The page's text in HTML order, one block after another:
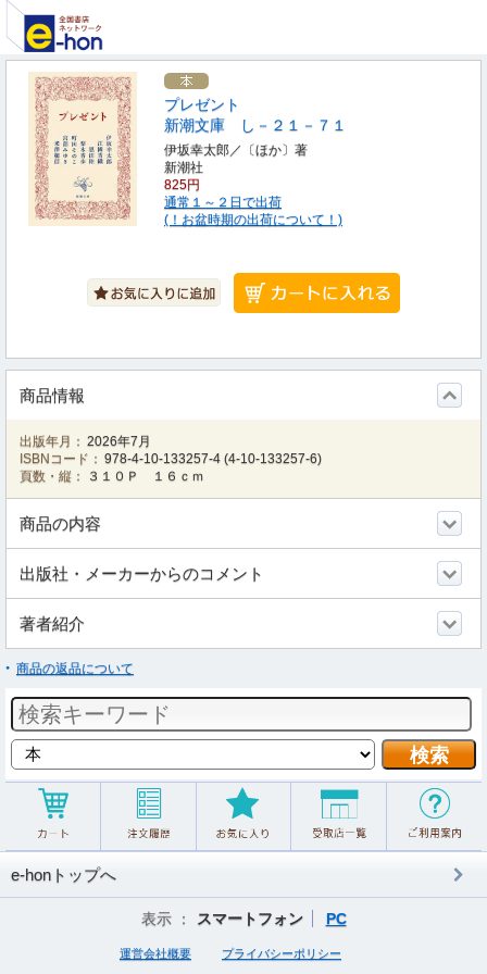
プレゼント
新潮文庫 し－２１－７１
伊坂幸太郎／〔ほか〕著
新潮社
825円
通常１～２日で出荷
(！お盆時期の出荷について！)
商品情報
出版年月： 2026年7月
ISBNコード： 978-4-10-133257-4 (4-10-133257-6)
頁数・縦：
３１０Ｐ １６ｃｍ
商品の内容
出版社・メーカーからのコメント
著者紹介
商品の返品について
e-honトップへ
表示 ： スマートフォン PC
運営会社概要 プライバシーポリシー